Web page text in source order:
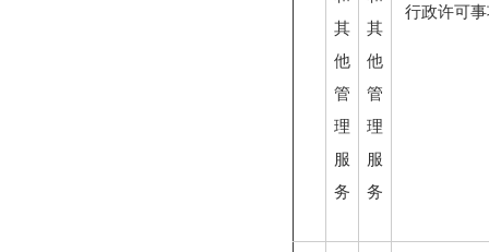
其
他
管
理
服
务
其
他
管
理
服
务
行政许可